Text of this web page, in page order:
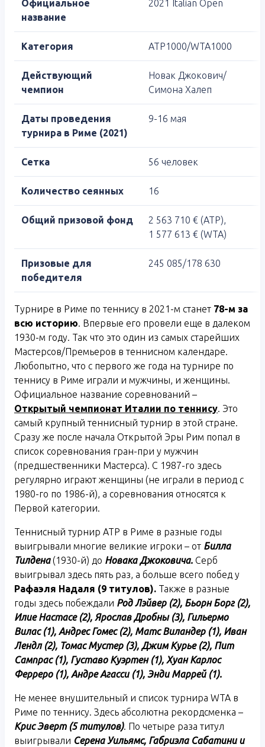
Официальное
название
2021 Italian Open
Категория ATP1000/WTA1000
Действующий
чемпион
Новак Джокович/
Симона Халеп
Даты проведения
турнира в Риме (2021)
9-16 мая
Сетка 56 человек
Количество сеянных 16
Общий призовой фонд
2 563 710 € (ATP),
1 577 613 € (WTA)
Призовые для
победителя
245 085/178 630
Турнире в Риме по теннису в 2021-м станет 78-м за
всю историю. Впервые его провели еще в далеком
1930-м году. Так что это один из самых старейших
Мастерсов/Премьеров в теннисном календаре.
Любопытно, что с первого же года на турнире по
теннису в Риме играли и мужчины, и женщины.
Официальное название соревнований –
Открытый чемпионат Италии по теннису. Это
самый крупный теннисный турнир в этой стране.
Сразу же после начала Открытой Эры Рим попал в
список соревнования гран-при у мужчин
(предшественники Мастерса). С 1987-го здесь
регулярно играют женщины (не играли в период с
1980-го по 1986-й), а соревнования относятся к
Первой категории.
Теннисный турнир АТР в Риме в разные годы
выигрывали многие великие игроки – от Билла
Тилдена(1930-й) до Новака Джоковича. Серб
выигрывал здесь пять раз, а больше всего побед у
Рафаэля Надаля (9 титулов). Также в разные
годы здесь побеждали Род Лэйвер (2), Бьорн Борг (2),
Илие Настасе (2), Ярослав Дробны (3), Гильермо
Вилас (1), Андрес Гомес (2), Матс Виландер (1), Иван
Лендл (2), Томас Мустер (3), Джим Курье (2), Пит
Сампрас (1), Густаво Куэртен (1), Хуан Карлос
Ферреро (1), Андре Агасси (1), Энди Маррей (1).
Не менее внушительный и список турнира WTA в
Риме по теннису. Здесь абсолютна рекордсменка –
Крис Эверт (5 титулов). По четыре раза титул
выигрывали Серена Уильямс, Габриэла Сабатини и